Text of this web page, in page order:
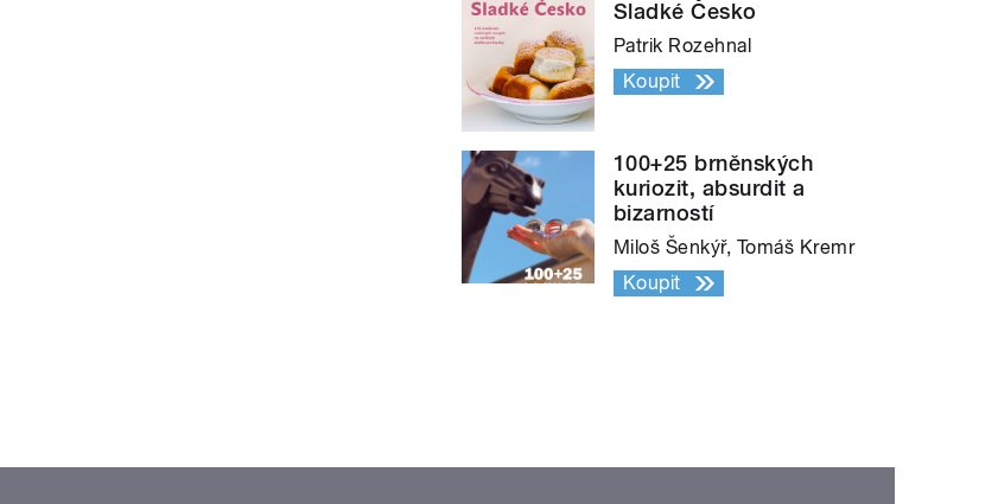
Sladké Česko
Patrik Rozehnal
Koupit
100+25 brněnských
kuriozit, absurdit a
bizarností
Miloš Šenkýř, Tomáš Kremr
Koupit